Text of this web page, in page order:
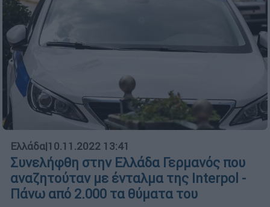
Ελλάδα|10.11.2022 13:41
Συνελήφθη στην Ελλάδα Γερμανός που
αναζητούταν με ένταλμα της Interpol -
Πάνω από 2.000 τα θύματα του